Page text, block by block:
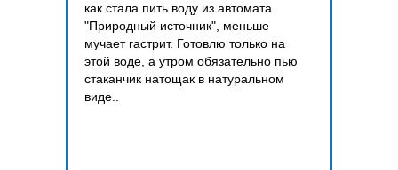
как стала пить воду из автомата
"Природный источник", меньше
мучает гастрит. Готовлю только на
этой воде, а утром обязательно пью
стаканчик натощак в натуральном
виде..